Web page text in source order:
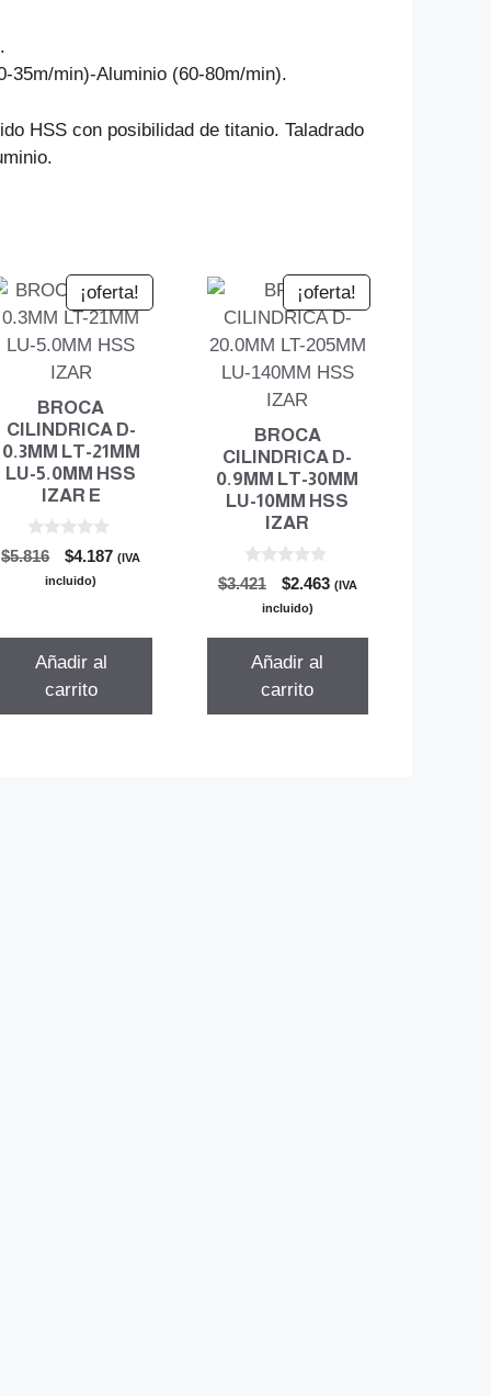
35m/min)-Aluminio (60-80m/min).
HSS con posibilidad de titanio. Taladrado
¡oferta!
BROCA
CILINDRICA D-
0.3MM LT-21MM
LU-5.0MM HSS
IZAR E
0
d
$5.816
El
precio
$4.187El(IVA
incluido)
Añadir al
carrito
¡oferta!
BROCA
CILINDRICA D-
0.9MM LT-30MM
LU-10MM HSS
IZAR
0
d
$3.421
El
precio
era:
$3.421.
$2.463El(IVA
incluido)
Añadir al
carrito